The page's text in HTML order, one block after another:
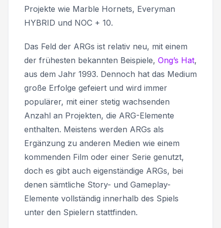
Projekte wie Marble Hornets, Everyman
HYBRID und NOC + 10.
Das Feld der ARGs ist relativ neu, mit einem
der frühesten bekannten Beispiele, Ong’s Hat,
aus dem Jahr 1993. Dennoch hat das Medium
große Erfolge gefeiert und wird immer
populärer, mit einer stetig wachsenden
Anzahl an Projekten, die ARG-Elemente
enthalten. Meistens werden ARGs als
Ergänzung zu anderen Medien wie einem
kommenden Film oder einer Serie genutzt,
doch es gibt auch eigenständige ARGs, bei
denen sämtliche Story- und Gameplay-
Elemente vollständig innerhalb des Spiels
unter den Spielern stattfinden.